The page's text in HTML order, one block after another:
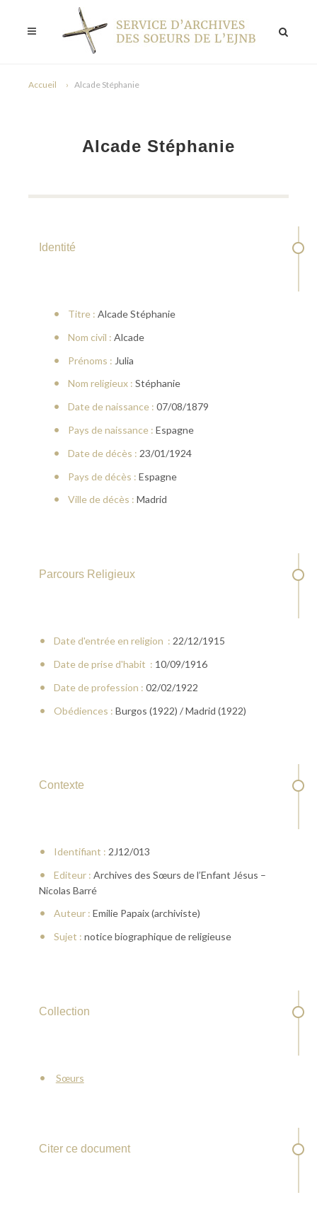
Accueil Alcade Stéphanie
Alcade Stéphanie
Identité
Titre : Alcade Stéphanie
Nom civil : Alcade
Prénoms : Julia
Nom religieux : Stéphanie
Date de naissance : 07/08/1879
Pays de naissance : Espagne
Date de décès : 23/01/1924
Pays de décès : Espagne
Ville de décès : Madrid
Parcours Religieux
Date d'entrée en religion : 22/12/1915
Date de prise d'habit : 10/09/1916
Date de profession : 02/02/1922
Obédiences : Burgos (1922) / Madrid (1922)
Contexte
Identifiant : 2J12/013
Editeur : Archives des Sœurs de l’Enfant Jésus –
Nicolas Barré
Auteur : Emilie Papaix (archiviste)
Sujet : notice biographique de religieuse
Collection
Sœurs
Citer ce document